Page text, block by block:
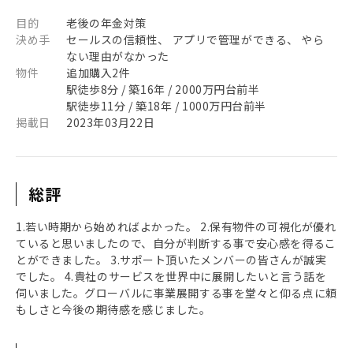
目的
老後の年金対策
決め手
セールスの信頼性、 アプリで管理ができる、 やら
ない理由がなかった
物件
追加購入2件
駅徒歩8分 / 築16年 / 2000万円台前半
駅徒歩11分 / 築18年 / 1000万円台前半
掲載日
2023年03月22日
総評
1.若い時期から始めればよかった。 2.保有物件の可視化が優れ
ていると思いましたので、自分が判断する事で安心感を得るこ
とができました。 3.サポート頂いたメンバーの皆さんが誠実
でした。 4.貴社のサービスを世界中に展開したいと言う話を
伺いました。グローバルに事業展開する事を堂々と仰る点に頼
もしさと今後の期待感を感じました。